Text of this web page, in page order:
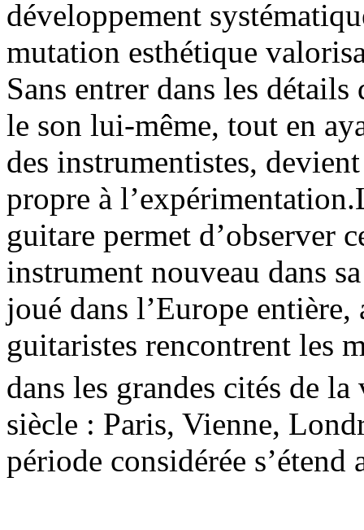
développement
mutation esthétique
Sans entrer dans les
le son lui-même, tout en
des instrumentistes,
propre à
guitare permet d’observer
instrument nouveau dans
joué dans l’Europe
guitaristes rencontrent les
dans les grandes cités de
siècle : Paris, Vienne,
période considérée s’étend